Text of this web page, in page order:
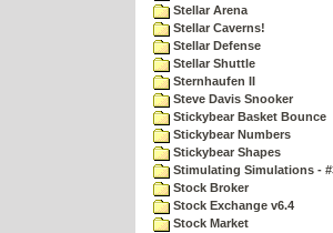
Stellar Arena
Stellar Caverns!
Stellar Defense
Stellar Shuttle
Sternhaufen II
Steve Davis Snooker
Stickybear Basket Bounce
Stickybear Numbers
Stickybear Shapes
Stimulating Simulations -
Stock Broker
Stock Exchange v6.4
Stock Market